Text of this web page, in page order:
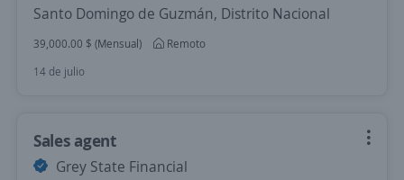
Santo Domingo de Guzmán, Distrito Nacional
39,000.00 $ (Mensual)
Remoto
14 de julio
Sales agent
Grey State Financial